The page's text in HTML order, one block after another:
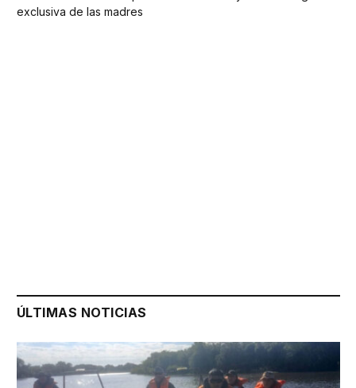
exclusiva de las madres
ÚLTIMAS NOTICIAS